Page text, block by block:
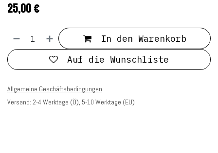
25,00€
In den Warenkorb
Auf die Wunschliste
Allgemeine Geschäftsbedingungen
Versand: 2-4 Werktage (Ö), 5-10 Werktage (EU)